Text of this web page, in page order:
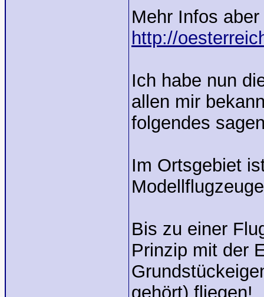
Mehr Infos
http://
Ich habe nun
allen mir
folgendes
Im Ortsgebiet
Bis zu einer
Prinzip mit der
gehört) fliegen!